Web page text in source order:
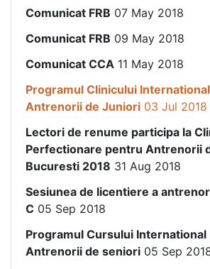
Comunicat FRB 07 May 2018
Comunicat FRB 09 May 2018
Comunicat CCA 11 May 2018
Programul Clinicului
Antrenorii de Juniori 03 Jul 2018
Lectori de renume participa la
Perfectionare pentru Antrenorii
Bucuresti 2018 31 Aug 2018
Sesiunea de licentiere a
C 05 Sep 2018
Programul Cursului
Antrenorii de seniori 05 Sep